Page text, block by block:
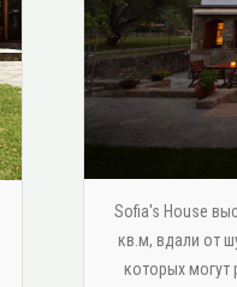
Sofia's House
кв.м, вдали от
которых могут